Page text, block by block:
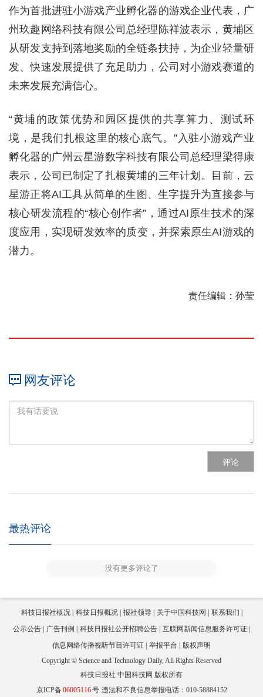
作为首批进驻小游戏产业孵化器的游戏企业代表，广
州玖趣网络科技有限公司总经理陈祥波表示，黄埔区
从研发支持到落地奖励的全链条扶持，为企业轻量研
发、快速发展提供了充足助力，公司对小游戏赛道的
未来发展充满信心。
“黄埔的政策优势和园区提供的共享算力、测试环
境，是我们扎根这里的核心底气。”入驻小游戏产业
孵化器的广州云星游数字科技有限公司总经理梁得康
表示，公司已制定了扎根黄埔的三年计划。目前，云
星游正将AI工具从简单的生图、生字提升为直接参与
核心研发流程的“核心创作者”，通过AI原生技术的深
度应用，实现研发效率的质变，并探索原生AI游戏的
潜力。
责任编辑：孙莹
网友评论
评论
最热评论
没有更多评论了
科技日报社概况 科技日报概况 报社领导 关于中国科技网
联系我们
公示公告
广告刊例 科技日报社公开招聘公告
互联网新闻信息服务许可证
信息网络传播视听节目许可证
举报平台
版权声明
Copyright © Science and Technology Daily, All Rights Reserved
科技日报社 中国科技网 版权所有
京ICP备06005116号 违法和不良信息举报电话：010-58884152